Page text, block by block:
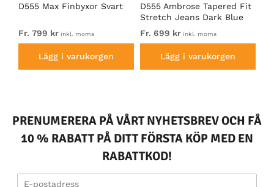
D555 Max Finbyxor Svart
Fr. 799 kr inkl. moms
Lägg i varukorgen
D555 Ambrose Tapered Fit
Stretch Jeans Dark Blue
Fr. 699 kr inkl. moms
Lägg i varukorgen
PRENUMERERA PÅ VÅRT NYHETSBREV OCH FÅ
10 % RABATT PÅ DITT FÖRSTA KÖP MED EN
RABATTKOD!